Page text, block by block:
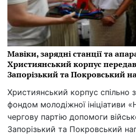
Мавіки, зарядні станції та
Християнський корпус
Запорізький та Покровський
Християнський корпус спільно
фондом молодіжної ініціативи
чергову партію допомоги
Запорізький та Покровський